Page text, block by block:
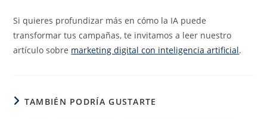
Si quieres profundizar más en cómo la IA puede
transformar tus campañas, te invitamos a leer nuestro
artículo sobre marketing digital con inteligencia artificial.
TAMBIÉN PODRÍA GUSTARTE